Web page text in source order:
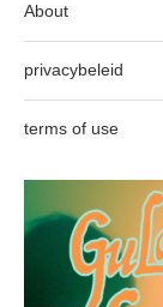
About
privacybeleid
terms of use